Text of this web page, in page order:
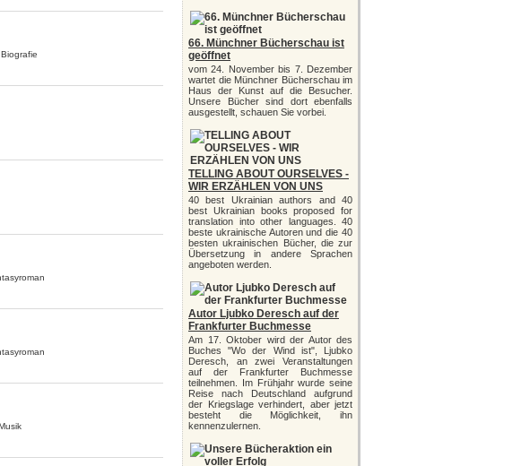
66. Münchner Bücherschau ist
geöffnet
vom 24. November bis 7. Dezember
wartet die Münchner Bücherschau im
Haus der Kunst auf die Besucher.
Unsere Bücher sind dort ebenfalls
ausgestellt, schauen Sie vorbei.
TELLING ABOUT OURSELVES -
WIR ERZÄHLEN VON UNS
40 best Ukrainian authors and 40
best Ukrainian books proposed for
translation into other languages. 40
beste ukrainische Autoren und die 40
besten ukrainischen Bücher, die zur
Übersetzung in andere Sprachen
angeboten werden.
Autor Ljubko Deresch auf der
Frankfurter Buchmesse
Am 17. Oktober wird der Autor des
Buches "Wo der Wind ist", Ljubko
Deresch, an zwei Veranstaltungen
auf der Frankfurter Buchmesse
teilnehmen. Im Frühjahr wurde seine
Reise nach Deutschland aufgrund
der Kriegslage verhindert, aber jetzt
besteht die Möglichkeit, ihn
kennenzulernen.